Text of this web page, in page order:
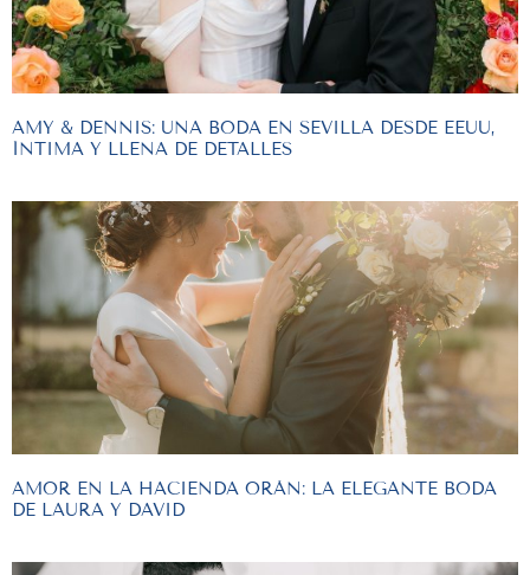
AMY & DENNIS: UNA BODA EN SEVILLA DESDE EEUU,
ÍNTIMA Y LLENA DE DETALLES
AMOR EN LA HACIENDA ORÁN: LA ELEGANTE BODA
DE LAURA Y DAVID